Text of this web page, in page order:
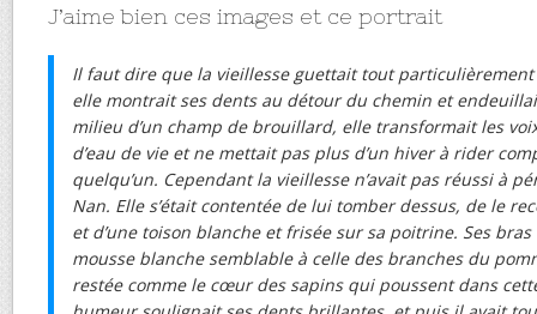
J’aime bien ces images et ce portrait
Il faut dire que la vieillesse guettait tout
elle montrait ses dents au détour du chemin et
milieu d’un champ de brouillard, elle transformait les
d’eau de vie et ne mettait pas plus d’un hiver à rider
quelqu’un. Cependant la vieillesse n’avait pas réussi à
Nan. Elle s’était contentée de lui tomber dessus, de le
et d’une toison blanche et frisée sur sa poitrine. Ses
mousse blanche semblable à celle des branches du
restée comme le cœur des sapins qui poussent dans